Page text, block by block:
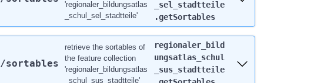
'regionaler_bildungsatlas
_schul_sel_stadtteile'
_sel_stadtteile
.getSortables
/sortables
retrieve the sortables of
the feature collection
'regionaler_bildungsatlas
_schul_sus_stadtteile'
regionaler_bild
ungsatlas_schul
_sus_stadtteile